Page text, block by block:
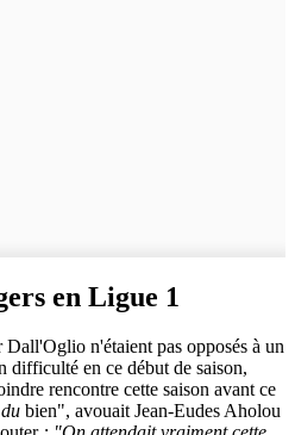
en Ligue 1
n'étaient pas opposés à un
difficulté en ce début de saison,
rencontre cette saison avant ce
bien", avouait Jean-Eudes Aholou